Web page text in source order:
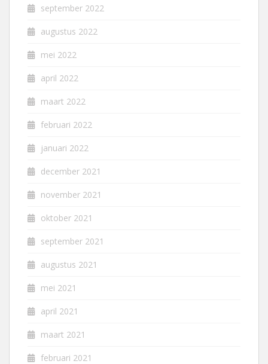
september 2022
augustus 2022
mei 2022
april 2022
maart 2022
februari 2022
januari 2022
december 2021
november 2021
oktober 2021
september 2021
augustus 2021
mei 2021
april 2021
maart 2021
februari 2021